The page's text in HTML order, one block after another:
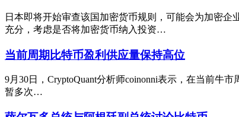
日本即将开始审查该国加密货币规则，可能会为加密
充分，考虑是否将加密货币纳入投资…
当前周期比特币盈利供应量保持高位
9月30日，CryptoQuant分析师coinonni表示，在当前牛
暂多次…